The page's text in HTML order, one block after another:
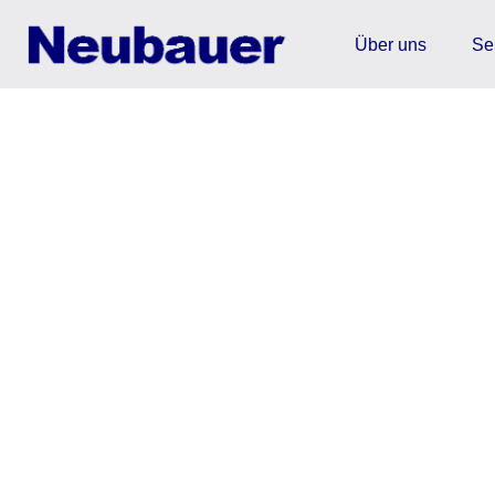
Über uns